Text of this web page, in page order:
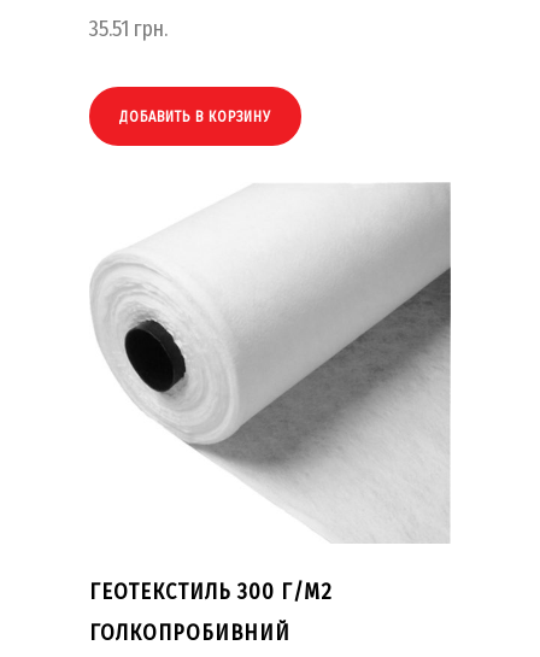
35.51 грн.
ДОБАВИТЬ В КОРЗИНУ
ГЕОТЕКСТИЛЬ 300 Г/М2
ГОЛКОПРОБИВНИЙ